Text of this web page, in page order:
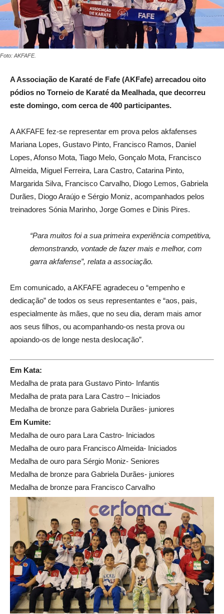
Foto: AKFAFE.
A Associação de Karaté de Fafe (AKFafe) arrecadou oito
pódios no Torneio de Karaté da Mealhada, que decorreu
este domingo, com cerca de 400 participantes.
A AKFAFE fez-se representar em prova pelos akfafenses
Mariana Lopes, Gustavo Pinto, Francisco Ramos, Daniel
Lopes, Afonso Mota, Tiago Melo, Gonçalo Mota, Francisco
Almeida, Miguel Ferreira, Lara Castro, Catarina Pinto,
Margarida Silva, Francisco Carvalho, Diogo Lemos, Gabriela
Durães, Diogo Araújo e Sérgio Moniz, acompanhados pelos
treinadores Sónia Marinho, Jorge Gomes e Dinis Pires.
“Para muitos foi a sua primeira experiência competitiva,
demonstrando, vontade de fazer mais e melhor, com
garra akfafense”, relata a associação.
Em comunicado, a AKFAFE agradeceu o “empenho e
dedicação” de todos os seus representantes e “aos, pais,
especialmente às mães, que no seu dia, deram mais amor
aos seus filhos, ou acompanhando-os nesta prova ou
apoiando-os de longe nesta deslocação”.
Em Kata:
Medalha de prata para Gustavo Pinto- Infantis
Medalha de prata para Lara Castro – Iniciados
Medalha de bronze para Gabriela Durães- juniores
Em Kumite:
Medalha de ouro para Lara Castro- Iniciados
Medalha de ouro para Francisco Almeida- Iniciados
Medalha de ouro para Sérgio Moniz- Seniores
Medalha de bronze para Gabriela Durães- juniores
Medalha de bronze para Francisco Carvalho